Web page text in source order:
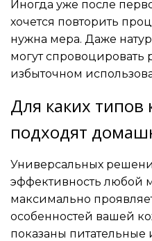
Иногда уже после
хочется повторить
нужна мера. Даже
могут
избыточном
Для каких типов
подходят
Универсальных
эффективность любой
максимально
особенностей вашей
показаны